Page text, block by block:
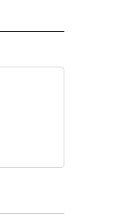
ON "CNN - SPANISH".